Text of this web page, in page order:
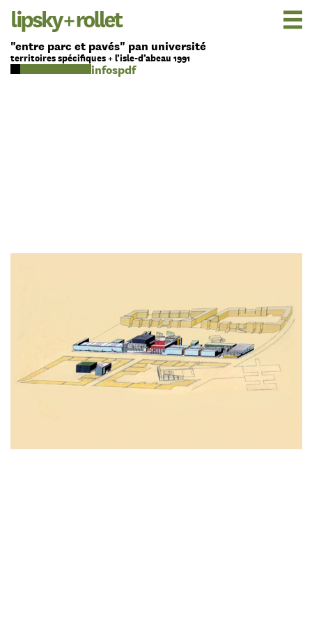
"entre parc et pavés" pan université
territoires spécifiques + l’isle-d’abeau 1991
pdf